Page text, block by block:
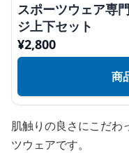
スポーツウェア専
ジ上下セット
¥2,800
商
肌触りの良さにこだわ
ツウェアです。